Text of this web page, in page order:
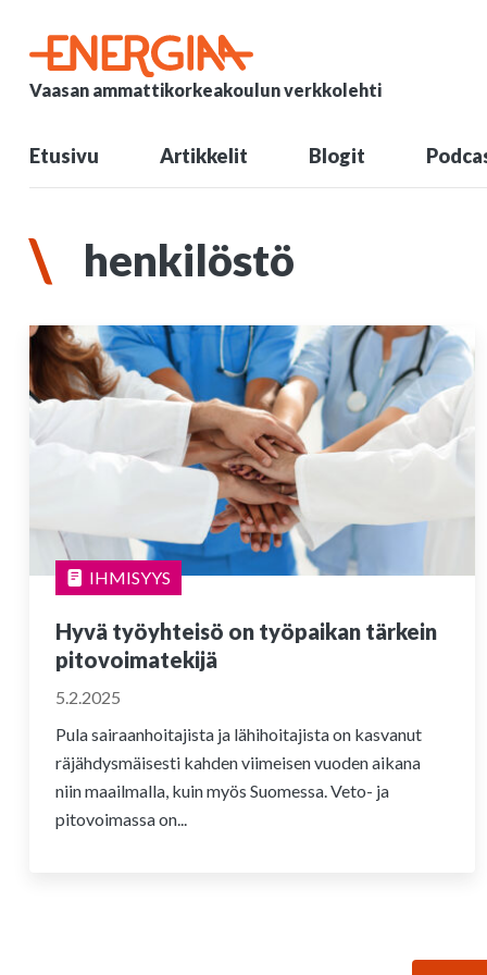
Vaasan ammattikorkeakoulun verkkolehti
Etusivu Artikkelit Blogit
henkilöstö
IHMISYYS
Hyvä työyhteisö on työpaikan tärkein
pitovoimatekijä
5.2.2025
Pula sairaanhoitajista ja lähihoitajista on kasvanut
räjähdysmäisesti kahden viimeisen vuoden aikana
niin maailmalla, kuin myös Suomessa. Veto- ja
pitovoimassa on...